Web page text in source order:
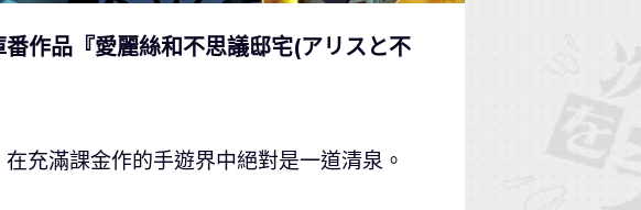
作品『愛麗絲和不思議邸宅(アリスと不
充滿課金作的手遊界中絕對是一道清泉。